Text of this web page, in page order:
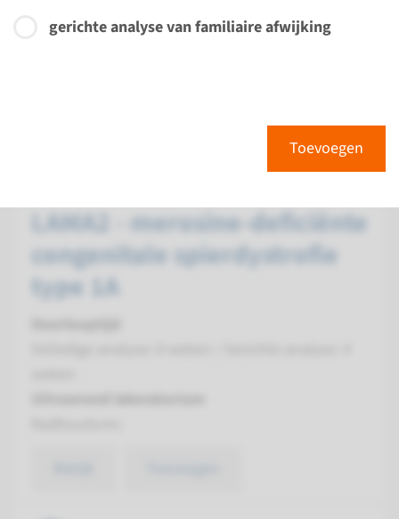
gerichte analyse van familiaire afwijking
Toevoegen
Uitvoerend laboratorium
LAMA2 - merosine-deficiënte
congenitale spierdystrofie
type 1A